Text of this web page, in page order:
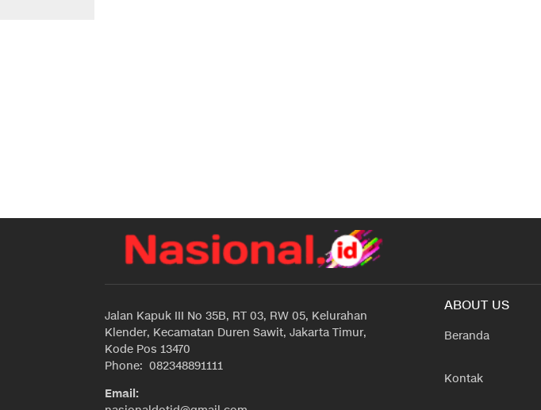
Jalan Kapuk III No 35B, RT 03, RW 05, Kelurahan
Klender, Kecamatan Duren Sawit, Jakarta Timur,
Kode Pos 13470
Phone: 082348891111
Email:
ABOUT US
Beranda
Kontak